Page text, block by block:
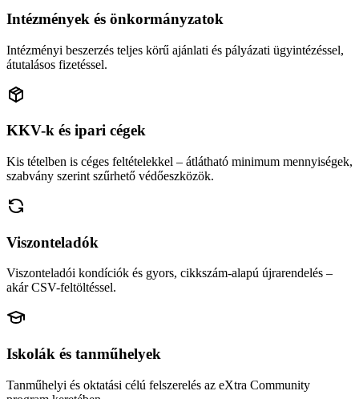
Intézmények és önkormányzatok
Intézményi beszerzés teljes körű ajánlati és pályázati ügyintézéssel,
átutalásos fizetéssel.
KKV-k és ipari cégek
Kis tételben is céges feltételekkel – átlátható minimum mennyiségek,
szabvány szerint szűrhető védőeszközök.
Viszonteladók
Viszonteladói kondíciók és gyors, cikkszám-alapú újrarendelés –
akár CSV-feltöltéssel.
Iskolák és tanműhelyek
Tanműhelyi és oktatási célú felszerelés az eXtra Community